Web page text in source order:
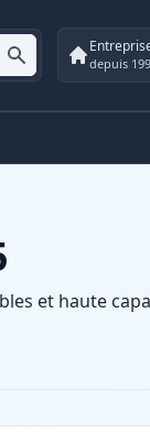
depuis
et haute